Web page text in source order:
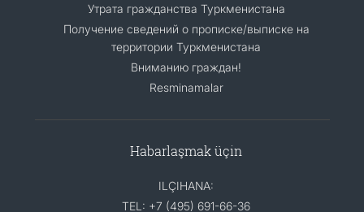
Утрата гражданства Туркменистана
Получение сведений о прописке/выписке на
территории Туркменистана
Вниманию граждан!
Resminamalar
Habarlaşmak üçin
ILÇIHANA:
TEL: +7 (495) 691-66-36